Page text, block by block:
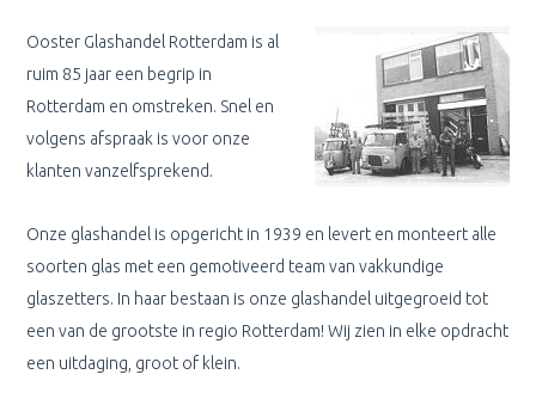
Ooster Glashandel Rotterdam is al
ruim 85 jaar een begrip in
Rotterdam en omstreken. Snel en
volgens afspraak is voor onze
klanten vanzelfsprekend.
Onze glashandel is opgericht in 1939 en levert en monteert alle
soorten glas met een gemotiveerd team van vakkundige
glaszetters. In haar bestaan is onze glashandel uitgegroeid tot
een van de grootste in regio Rotterdam! Wij zien in elke opdracht
een uitdaging, groot of klein.